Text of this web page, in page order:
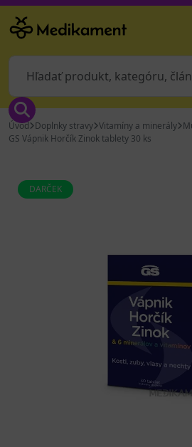
Úvod Doplnky stravy Vitamíny a minerály
GS Vápnik Horčík Zinok tablety 30 ks
DARČEK